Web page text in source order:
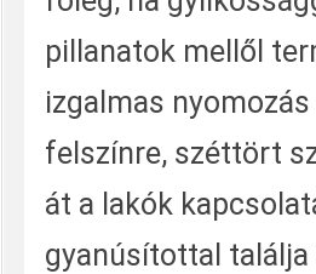
pillanatok mellől
izgalmas
felszínre, széttört
át a lakók
gyanúsítottal találja